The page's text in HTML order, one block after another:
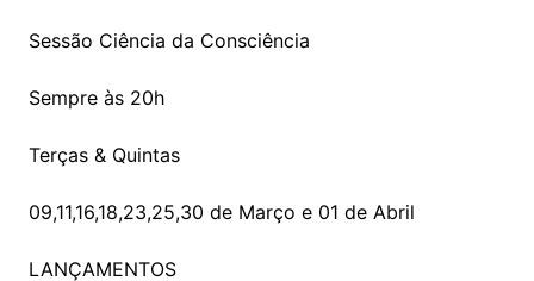
Sessão Ciência da Consciência
Sempre às 20h
Terças & Quintas
09,11,16,18,23,25,30 de Março e 01 de Abril
LANÇAMENTOS